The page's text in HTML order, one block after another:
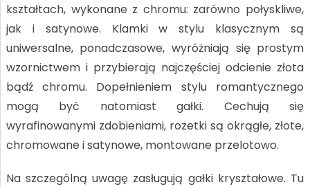
kształtach, wykonane z chromu: zarówno połyskliwe,
jak i satynowe. Klamki w stylu klasycznym są
uniwersalne, ponadczasowe, wyróżniają się prostym
wzornictwem i przybierają najczęściej odcienie złota
bądź chromu. Dopełnieniem stylu romantycznego
mogą być natomiast gałki. Cechują się
wyrafinowanymi zdobieniami, rozetki są okrągłe, złote,
chromowane i satynowe, montowane przelotowo.
Na szczególną uwagę zasługują gałki kryształowe. Tu